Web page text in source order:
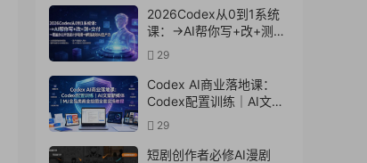
2026Codex从0到1系统
课：→AI帮你写+改+测
+交付→覆盖办公开发设
计多场景→解锁高效AI生
产力
29
Codex AI商业落地课：
Codex配置训练｜AI文案
新媒体｜MJ全品类商业绘
图全套实操教程
29
短剧创作者必修AI漫剧